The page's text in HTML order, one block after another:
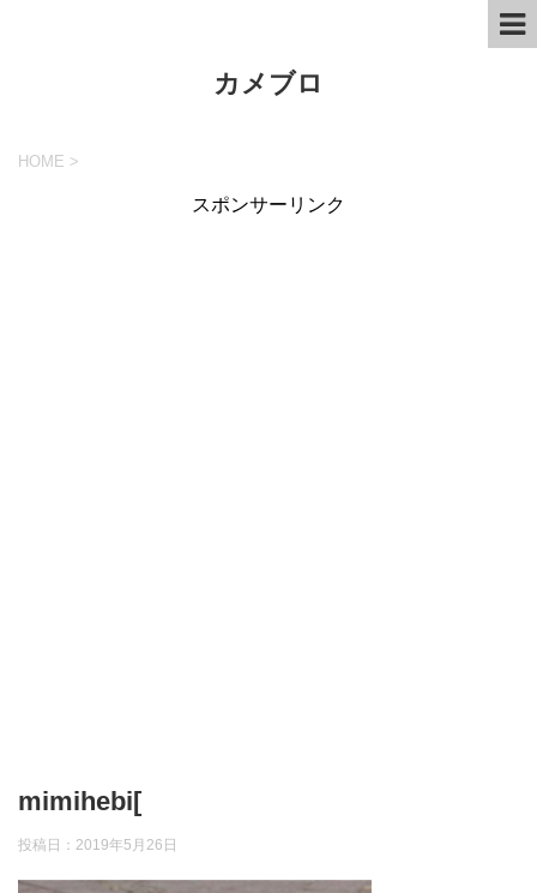
カメブロ
HOME >
スポンサーリンク
mimihebi[
投稿日： 2019年5月26日